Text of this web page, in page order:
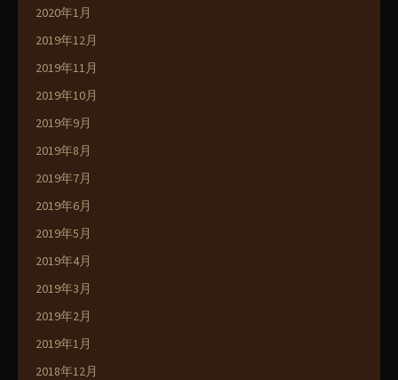
2020年1月
2019年12月
2019年11月
2019年10月
2019年9月
2019年8月
2019年7月
2019年6月
2019年5月
2019年4月
2019年3月
2019年2月
2019年1月
2018年12月